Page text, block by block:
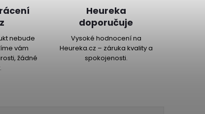
nebude
vám
žádné
Heureka
doporučuje
Vysoké hodnocení na
Heureka.cz – záruka kvality a
spokojenosti.